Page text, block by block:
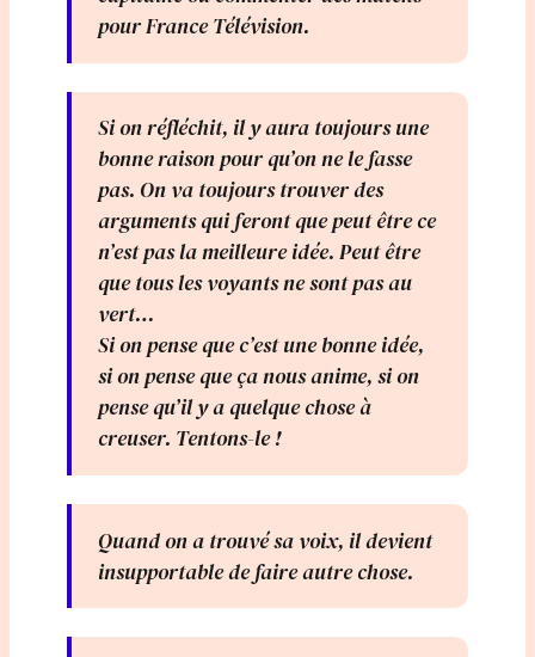
pour France Télévision.
Si on réfléchit, il y aura toujours une
bonne raison pour qu’on ne le fasse
pas. On va toujours trouver des
arguments qui feront que peut être ce
n’est pas la meilleure idée. Peut être
que tous les voyants ne sont pas au
vert…
Si on pense que c’est une bonne idée,
si on pense que ça nous anime, si on
pense qu’il y a quelque chose à
creuser. Tentons-le !
Quand on a trouvé sa voix, il devient
insupportable de faire autre chose.